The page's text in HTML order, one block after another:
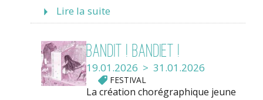
Lire la suite
Bandit ! Bandiet !
19.01.2026 > 31.01.2026
FESTIVAL
La création chorégraphique jeune